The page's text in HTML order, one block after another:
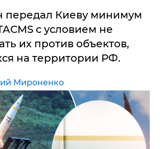
передал Киеву минимум
с условием не
их против объектов,
на территории РФ.
Мироненко